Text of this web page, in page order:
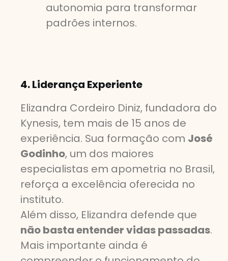
autonomia para transformar
padrões internos.
4. Liderança Experiente
Elizandra Cordeiro Diniz, fundadora do
Kynesis, tem mais de 15 anos de
experiência. Sua formação com José
Godinho, um dos maiores
especialistas em apometria no Brasil,
reforça a excelência oferecida no
instituto.
Além disso, Elizandra defende que
não basta entender vidas passadas.
Mais importante ainda é